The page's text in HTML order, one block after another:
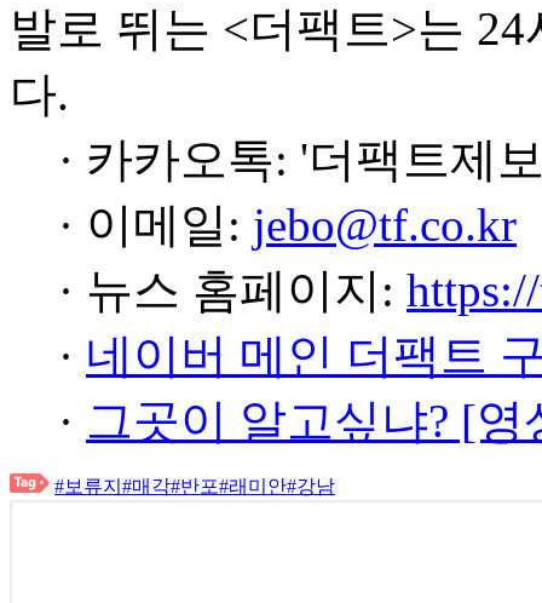
발로 뛰는 <더팩트>는
다.
· 카카오톡: '더팩트제
· 이메일: jebo@tf.co.kr
· 뉴스 홈페이지:
· 네이버 메인 더팩트
· 그곳이 알고싶냐? [
#보류지 #매각#반포#래미안#강남